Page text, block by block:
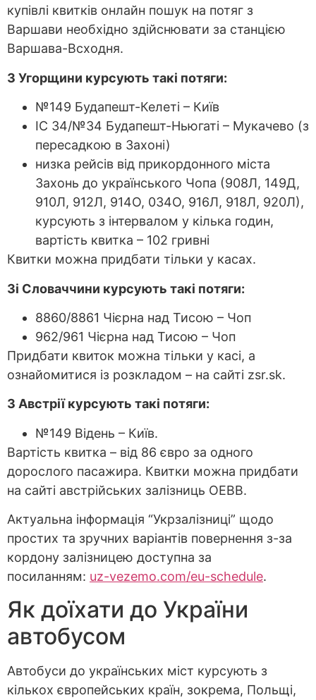
купівлі квитків онлайн пошук на потяг з
Варшави необхідно здійснювати за станцією
Варшава-Всходня.
З Угорщини курсують такі потяги:
№149 Будапешт-Келеті – Київ
IC 34/№34 Будапешт-Ньюгаті – Мукачево (з
пересадкою в Захоні)
низка рейсів від прикордонного міста
Захонь до українського Чопа (908Л, 149Д,
910Л, 912Л, 914О, 034О, 916Л, 918Л, 920Л),
курсують з інтервалом у кілька годин,
вартість квитка – 102 гривні
Квитки можна придбати тільки у касах.
Зі Словаччини курсують такі потяги:
8860/8861 Чієрна над Тисою – Чоп
962/961 Чієрна над Тисою – Чоп
Придбати квиток можна тільки у касі, а
ознайомитися із розкладом – на сайті zsr.sk.
З Австрії курсують такі потяги:
№149 Відень – Київ.
Вартість квитка – від 86 євро за одного
дорослого пасажира. Квитки можна придбати
на сайті австрійських залізниць OEBB.
Актуальна інформація “Укрзалізниці” щодо
простих та зручних варіантів повернення з-за
кордону залізницею доступна за
посиланням: uz-vezemo.com/eu-schedule.
Як доїхати до України
автобусом
Автобуси до українських міст курсують з
кількох європейських країн, зокрема, Польщі,